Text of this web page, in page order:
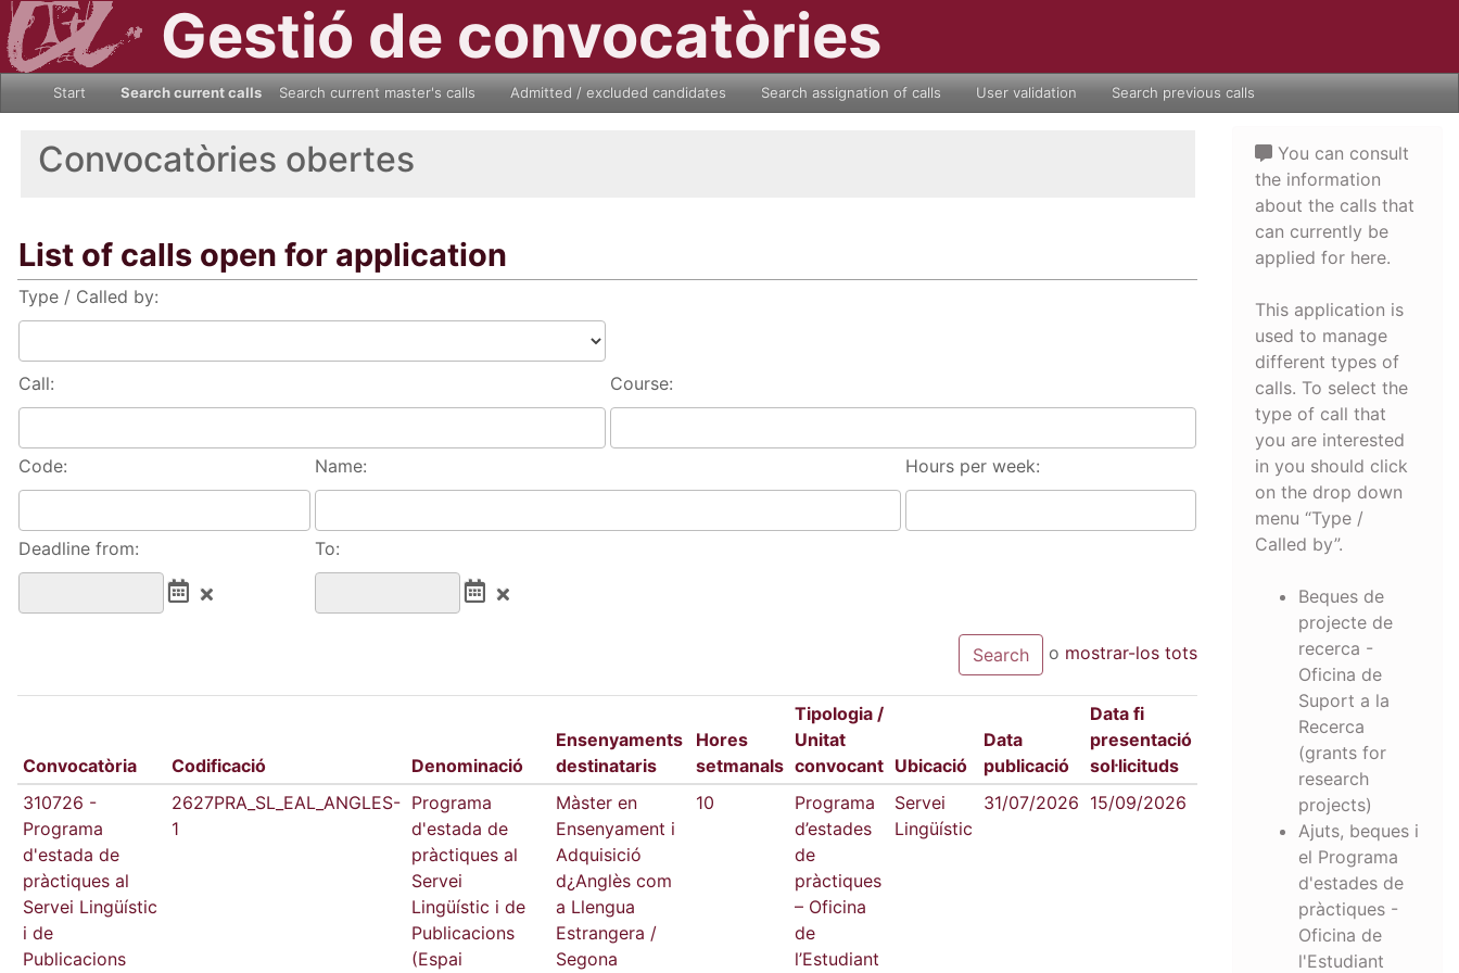
Gestió de convocatòries
Start Search current calls Search current master's calls Admitted / excluded candidates Search assignation of calls User validation Search previous calls
Convocatòries obertes
List of calls open for application
Type / Called by:
Call: Course:
Code: Name: Hours per week:
Deadline from: To:
o mostrar-los tots
Convocatòria Codificació Denominació
Ensenyaments
destinataris
Hores
setmanals
Tipologia /
Unitat
convocant Ubicació
Data
publicació
Data fi
presentació
sol·licituds
310726 -
Programa
d'estada de
pràctiques al
Servei Lingüístic
i de
Publicacions
2627PRA_SL_EAL_ANGLES-
1
Programa
d'estada de
pràctiques al
Servei
Lingüístic i de
Publicacions
(Espai
Màster en
Ensenyament i
Adquisició
d¿Anglès com
a Llengua
Estrangera /
Segona
10
Programa
d’estades
de
pràctiques
– Oficina
de
l’Estudiant
Servei
Lingüístic
31/07/2026 15/09/2026
You can consult
the information
about the calls that
can currently be
applied for here.
This application is
used to manage
different types of
calls. To select the
type of call that
you are interested
in you should click
on the drop down
menu “Type /
Called by”.
Beques de
projecte de
recerca -
Oficina de
Suport a la
Recerca
(grants for
research
projects)
Ajuts, beques i
el Programa
d'estades de
pràctiques -
Oficina de
l'Estudiant